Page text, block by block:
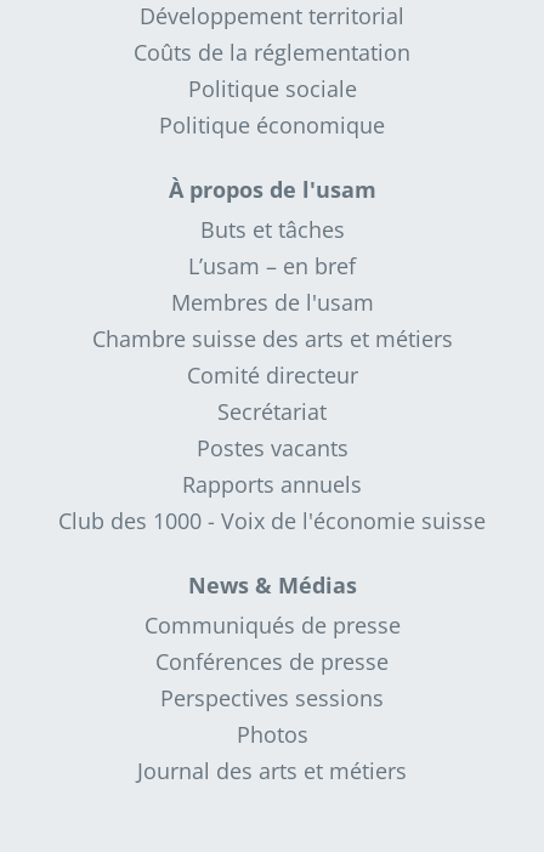
Développement territorial
Coûts de la réglementation
Politique sociale
Politique économique
À propos de l'usam
Buts et tâches
L’usam – en bref
Membres de l'usam
Chambre suisse des arts et métiers
Comité directeur
Secrétariat
Postes vacants
Rapports annuels
Club des 1000 - Voix de l'économie suisse
News & Médias
Communiqués de presse
Conférences de presse
Perspectives sessions
Photos
Journal des arts et métiers